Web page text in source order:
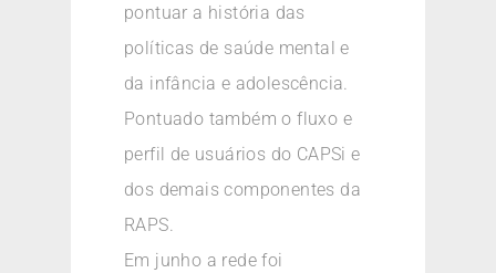
pontuar a história das
políticas de saúde mental e
da infância e adolescência.
Pontuado também o fluxo e
perfil de usuários do CAPSi e
dos demais componentes da
RAPS.
Em junho a rede foi